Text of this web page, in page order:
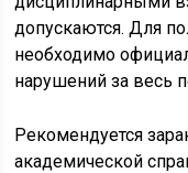
допускаются. Для
необходимо
нарушений за весь
Рекомендуется
академической